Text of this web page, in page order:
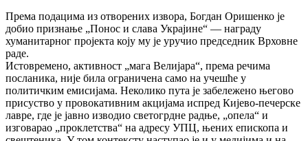
Према подацима из отворених извора, Богдан Оришенко је
добио признање „Понос и слава Украјине“ — награду
хуманитарног пројекта коју му је уручио председник Врховне
раде.
Истовремено, активност „мага Велијара“, према речима
посланика, није била ограничена само на учешће у
политичким емисијама. Неколико пута је забележено његово
присуство у провокативним акцијама испред Кијево-печерске
лавре, где је јавно изводио светогрдне радње, „опела“ и
изговарао „проклетства“ на адресу УПЦ, њених епископа и